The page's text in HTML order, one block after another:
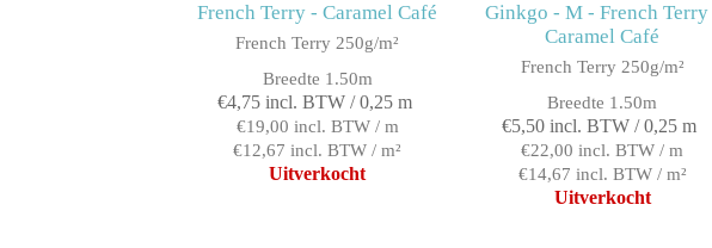
French Terry - Caramel Café
French Terry 250g/m²
Breedte 1.50m
€4,75 incl. BTW / 0,25 m
€19,00 incl. BTW / m
€12,67 incl. BTW / m²
Uitverkocht
Ginkgo - M - French Terry
Caramel Café
French Terry 250g/m²
Breedte 1.50m
€5,50 incl. BTW / 0,25 m
€22,00 incl. BTW / m
€14,67 incl. BTW / m²
Uitverkocht